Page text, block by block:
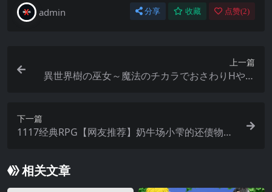
admin 分享 收藏 点赞(2)
上一篇
異世界樹の巫女～魔法のチカラでおさわりHやり
下一篇
1117经典RPG【网友推荐】奶牛场小雫的还债物语
相关文章